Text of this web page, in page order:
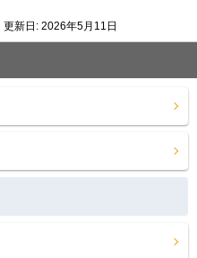
更新日: 2026年5月11日